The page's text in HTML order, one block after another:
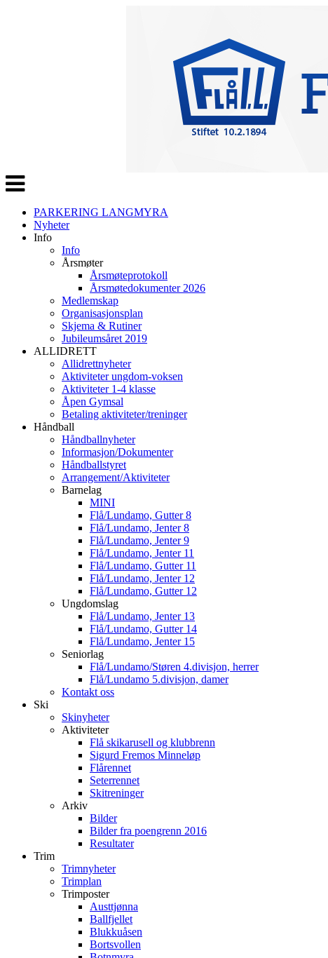
Veksle
navigasjon
PARKERING LANGMYRA
Nyheter
Info
Info
Årsmøter
Årsmøteprotokoll
Årsmøtedokumenter 2026
Medlemskap
Organisasjonsplan
Skjema & Rutiner
Jubileumsåret 2019
ALLIDRETT
Allidrettnyheter
Aktiviteter ungdom-voksen
Aktiviteter 1-4 klasse
Åpen Gymsal
Betaling aktiviteter/treninger
Håndball
Håndballnyheter
Informasjon/Dokumenter
Håndballstyret
Arrangement/Aktiviteter
Barnelag
MINI
Flå/Lundamo, Gutter 8
Flå/Lundamo, Jenter 8
Flå/Lundamo, Jenter 9
Flå/Lundamo, Jenter 11
Flå/Lundamo, Gutter 11
Flå/Lundamo, Jenter 12
Flå/Lundamo, Gutter 12
Ungdomslag
Flå/Lundamo, Jenter 13
Flå/Lundamo, Gutter 14
Flå/Lundamo, Jenter 15
Seniorlag
Flå/Lundamo/Støren 4.divisjon, herrer
Flå/Lundamo 5.divisjon, damer
Kontakt oss
Ski
Skinyheter
Aktiviteter
Flå skikarusell og klubbrenn
Sigurd Fremos Minneløp
Flårennet
Seterrennet
Skitreninger
Arkiv
Bilder
Bilder fra poengrenn 2016
Resultater
Trim
Trimnyheter
Trimplan
Trimposter
Austtjønna
Ballfjellet
Blukkuåsen
Bortsvollen